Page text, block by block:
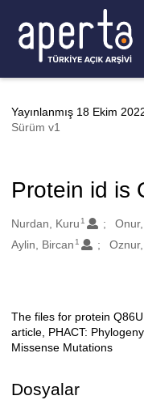
Yayınlanmış 18 Ekim
Sürüm v1
Protein id is
Oluşturanlar
Nurdan, Kuru 1
Aylin, Bircan 1
Açıklama
The files for protein
article, PHACT:
Missense Mutations
Dosyalar